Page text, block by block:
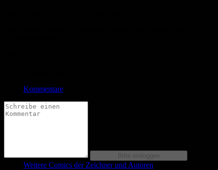
Kommentare
Weitere Comics der Zeichner und Autoren